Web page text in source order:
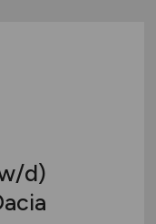
d)